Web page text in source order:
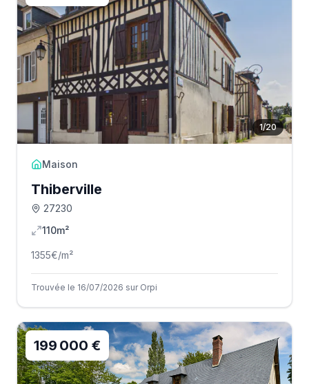
1/20
Maison
Thiberville
27230
110m²
1355€/m²
Trouvée le 16/07/2026 sur Orpi
199 000 €